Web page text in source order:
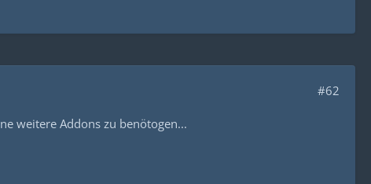
#62
weitere Addons zu benötogen...